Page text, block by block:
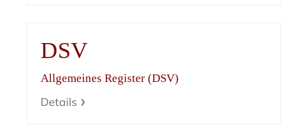
DSV
Allgemeines Register (DSV)
Details